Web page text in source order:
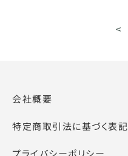
<
会社概要
特定商取引法に基づく表記
プライバシーポリシー